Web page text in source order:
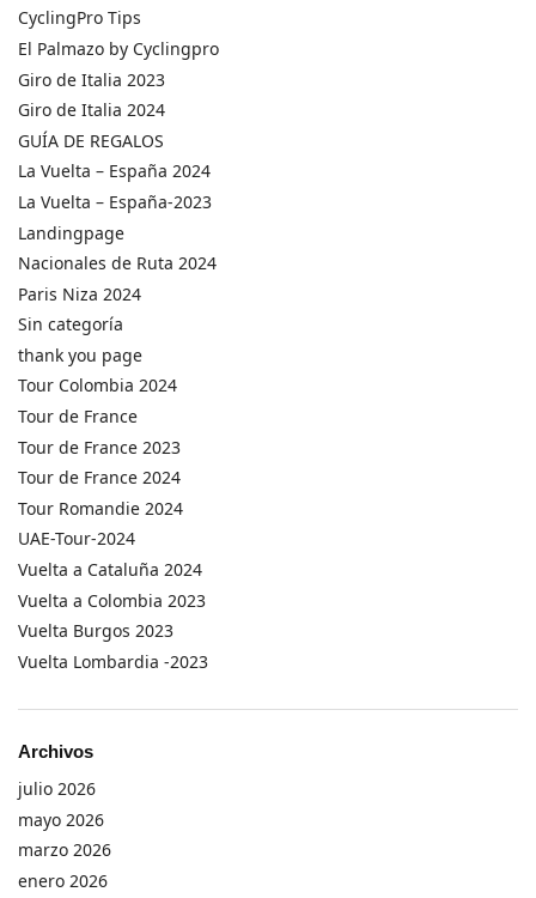
CyclingPro Tips
El Palmazo by Cyclingpro
Giro de Italia 2023
Giro de Italia 2024
GUÍA DE REGALOS
La Vuelta – España 2024
La Vuelta – España-2023
Landingpage
Nacionales de Ruta 2024
Paris Niza 2024
Sin categoría
thank you page
Tour Colombia 2024
Tour de France
Tour de France 2023
Tour de France 2024
Tour Romandie 2024
UAE-Tour-2024
Vuelta a Cataluña 2024
Vuelta a Colombia 2023
Vuelta Burgos 2023
Vuelta Lombardia -2023
Archivos
julio 2026
mayo 2026
marzo 2026
enero 2026